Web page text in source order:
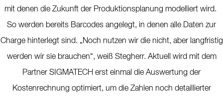
mit denen die Zukunft der Produktionsplanung modelliert wird.
So werden bereits Barcodes angelegt, in denen alle Daten zur
Charge hinterlegt sind. „Noch nutzen wir die nicht, aber langfristig
werden wir sie brauchen“, weiß Stegherr. Aktuell wird mit dem
Partner SIGMATECH erst einmal die Auswertung der
Kostenrechnung optimiert, um die Zahlen noch detaillierter